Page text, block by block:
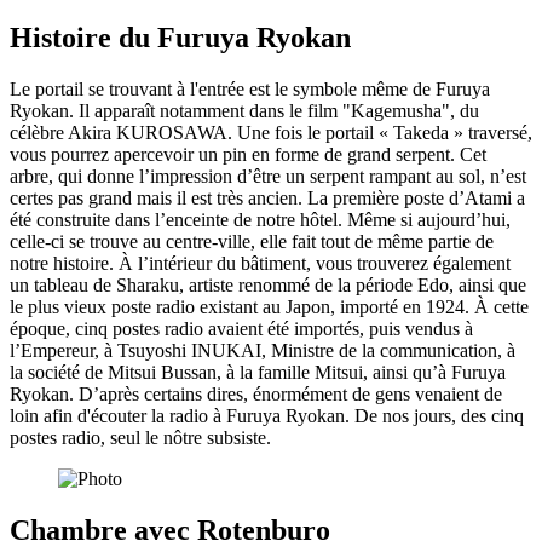
Histoire du Furuya Ryokan
Le portail se trouvant à l'entrée est le symbole même de Furuya
Ryokan. Il apparaît notamment dans le film "Kagemusha", du
célèbre Akira KUROSAWA. Une fois le portail « Takeda » traversé,
vous pourrez apercevoir un pin en forme de grand serpent. Cet
arbre, qui donne l’impression d’être un serpent rampant au sol, n’est
certes pas grand mais il est très ancien. La première poste d’Atami a
été construite dans l’enceinte de notre hôtel. Même si aujourd’hui,
celle-ci se trouve au centre-ville, elle fait tout de même partie de
notre histoire. À l’intérieur du bâtiment, vous trouverez également
un tableau de Sharaku, artiste renommé de la période Edo, ainsi que
le plus vieux poste radio existant au Japon, importé en 1924. À cette
époque, cinq postes radio avaient été importés, puis vendus à
l’Empereur, à Tsuyoshi INUKAI, Ministre de la communication, à
la société de Mitsui Bussan, à la famille Mitsui, ainsi qu’à Furuya
Ryokan. D’après certains dires, énormément de gens venaient de
loin afin d'écouter la radio à Furuya Ryokan. De nos jours, des cinq
postes radio, seul le nôtre subsiste.
Chambre avec Rotenburo